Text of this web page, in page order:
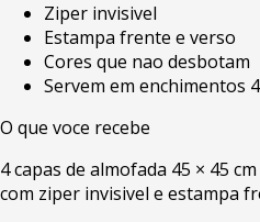
Ziper invisivel
Estampa frente e verso
Cores que nao desbotam
Servem em enchimentos
O que voce recebe
4 capas de almofada 45 × 45
com ziper invisivel e estampa